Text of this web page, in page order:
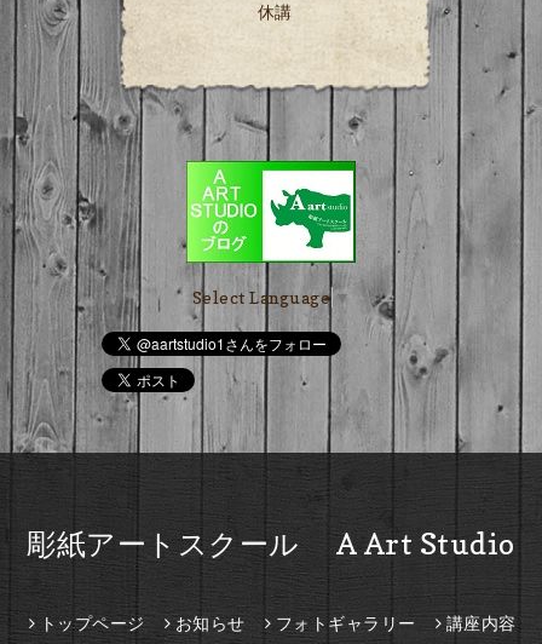
休講
Select Language▼
彫紙アートスクール A Art Studio
トップページ お知らせ フォトギャラリー 講座内容